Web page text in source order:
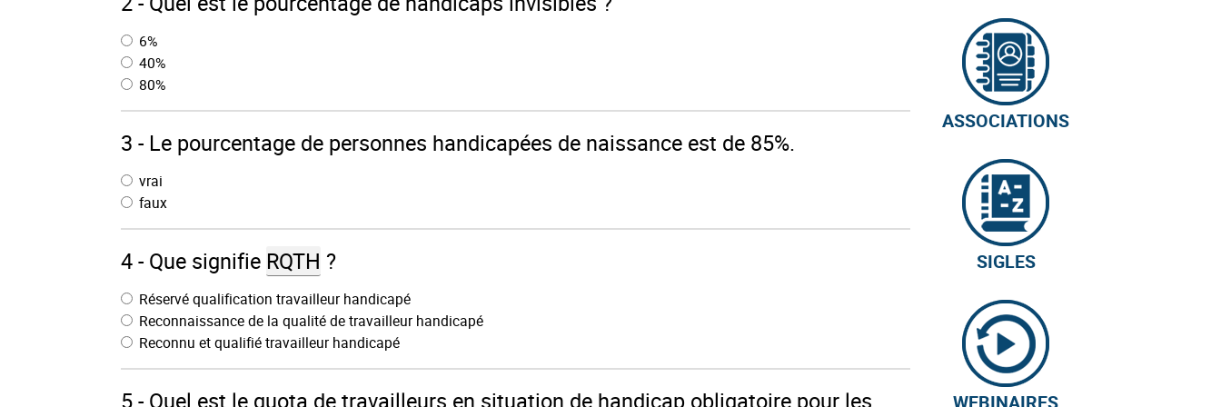
6%
40%
80%
3 - Le pourcentage de personnes handicapées de naissance est de 85%.
vrai
faux
4 - Que signifie RQTH ?
Réservé qualification travailleur handicapé
Reconnaissance de la qualité de travailleur handicapé
Reconnu et qualifié travailleur handicapé
5 - Quel est le quota de travailleurs en situation de handicap obligatoire pour les
ASSOCIATIONS
SIGLES
WEBINAIRES